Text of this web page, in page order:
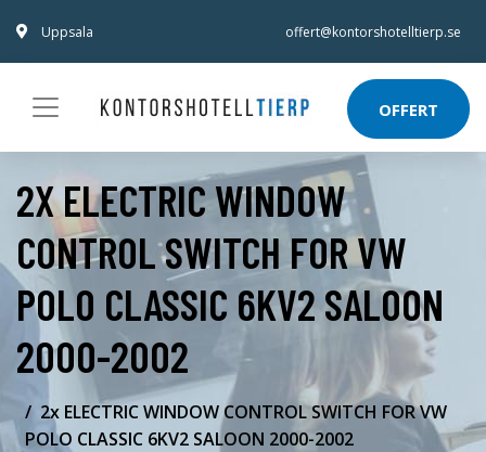
Uppsala offert@kontorshotelltierp.se
OFFERT
2X ELECTRIC WINDOW
CONTROL SWITCH FOR VW
POLO CLASSIC 6KV2 SALOON
2000-2002
2x ELECTRIC WINDOW CONTROL SWITCH FOR VW
POLO CLASSIC 6KV2 SALOON 2000-2002